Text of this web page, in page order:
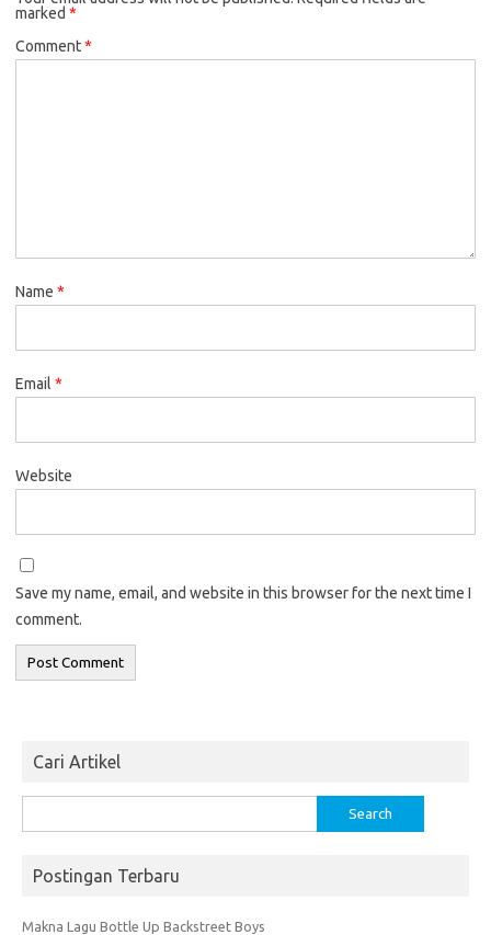
marked *
Comment*
Name *
Email *
Website
Save my name, email, and website in this browser for the next time I
comment.
Cari Artikel
for:
Postingan Terbaru
Makna Lagu Bottle Up Backstreet Boys